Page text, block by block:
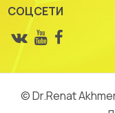
СОЦСЕТИ
© Dr.Renat